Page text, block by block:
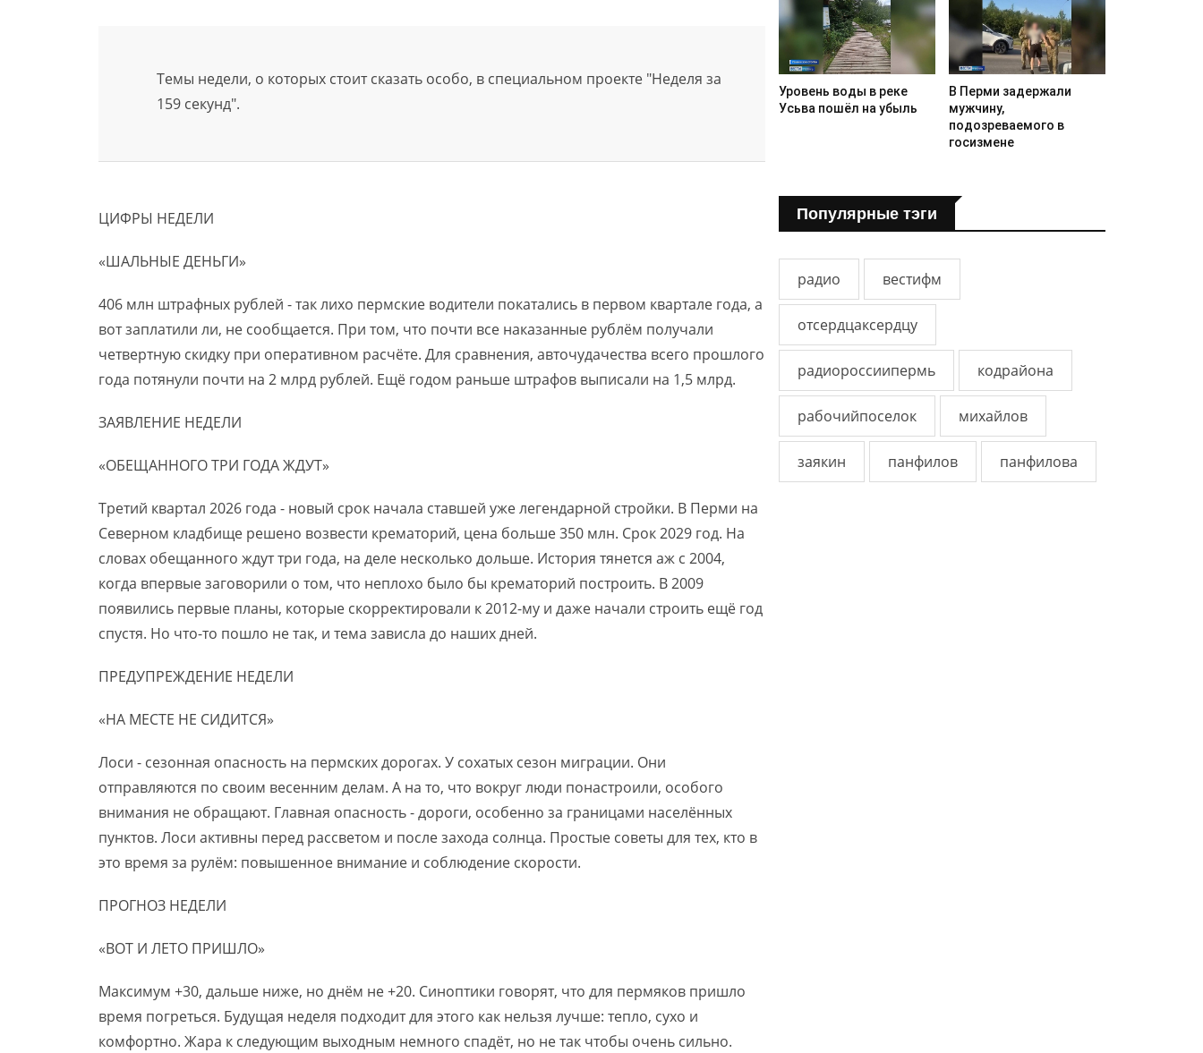
Темы недели, о которых стоит сказать особо, в специальном проекте "Неделя за
159 секунд".
ЦИФРЫ НЕДЕЛИ
«ШАЛЬНЫЕ ДЕНЬГИ»
406 млн штрафных рублей - так лихо пермские водители покатались в первом квартале года, а
вот заплатили ли, не сообщается. При том, что почти все наказанные рублём получали
четвертную скидку при оперативном расчёте. Для сравнения, авточудачества всего прошлого
года потянули почти на 2 млрд рублей. Ещё годом раньше штрафов выписали на 1,5 млрд.
ЗАЯВЛЕНИЕ НЕДЕЛИ
«ОБЕЩАННОГО ТРИ ГОДА ЖДУТ»
Третий квартал 2026 года - новый срок начала ставшей уже легендарной стройки. В Перми на
Северном кладбище решено возвести крематорий, цена больше 350 млн. Срок 2029 год. На
словах обещанного ждут три года, на деле несколько дольше. История тянется аж с 2004,
когда впервые заговорили о том, что неплохо было бы крематорий построить. В 2009
появились первые планы, которые скорректировали к 2012-му и даже начали строить ещё год
спустя. Но что-то пошло не так, и тема зависла до наших дней.
ПРЕДУПРЕЖДЕНИЕ НЕДЕЛИ
«НА МЕСТЕ НЕ СИДИТСЯ»
Лоси - сезонная опасность на пермских дорогах. У сохатых сезон миграции. Они
отправляются по своим весенним делам. А на то, что вокруг люди понастроили, особого
внимания не обращают. Главная опасность - дороги, особенно за границами населённых
пунктов. Лоси активны перед рассветом и после захода солнца. Простые советы для тех, кто в
это время за рулём: повышенное внимание и соблюдение скорости.
ПРОГНОЗ НЕДЕЛИ
«ВОТ И ЛЕТО ПРИШЛО»
Максимум +30, дальше ниже, но днём не +20. Синоптики говорят, что для пермяков пришло
время погреться. Будущая неделя подходит для этого как нельзя лучше: тепло, сухо и
комфортно. Жара к следующим выходным немного спадёт, но не так чтобы очень сильно.
Уровень воды в реке
Усьва пошёл на убыль
В Перми задержали
мужчину,
подозреваемого в
госизмене
Популярные тэги
радио вестифм
отсердцаксердцу
радиороссиипермь кодрайона
рабочийпоселок михайлов
заякин панфилов панфилова